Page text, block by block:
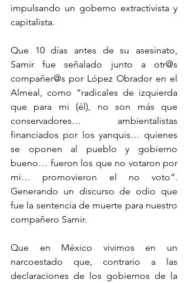
impulsando un goberno extractivista y
capitalista.
Que 10 días antes de su asesinato,
Samir fue señalado junto a otr@s
compañer@s por López Obrador en el
Almeal, como “radicales de izquierda
que para mi (él), no son más que
conservadores…  ambientalistas
financiados por los yanquis… quienes
se oponen al pueblo y gobierno
bueno… fueron los que no votaron por
mi… promovieron el no voto”.
Generando un discurso de odio que
fue la sentencia de muerte para nuestro
compañero Samir.
Que en México vivimos en un
narcoestado que, contrario a las
declaraciones de los gobiernos de la